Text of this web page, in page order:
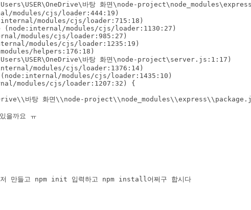
바탕 화면\node-
modules/cjs/loader:444:19)
modules/cjs/loader:715:18)
modules/cjs/loader:1130:27)
modules/cjs/loader:985:27)
modules/cjs/loader:1235:19)
helpers:176:18)
바탕 화면\node-project\server.js:1:17)
modules/cjs/loader:1376:14)
modules/cjs/loader:1435:10)
modules/cjs/loader:1207:32) {
바탕 화면\\node-
만들고 npm init 입력하고 npm install어쩌구 합시다